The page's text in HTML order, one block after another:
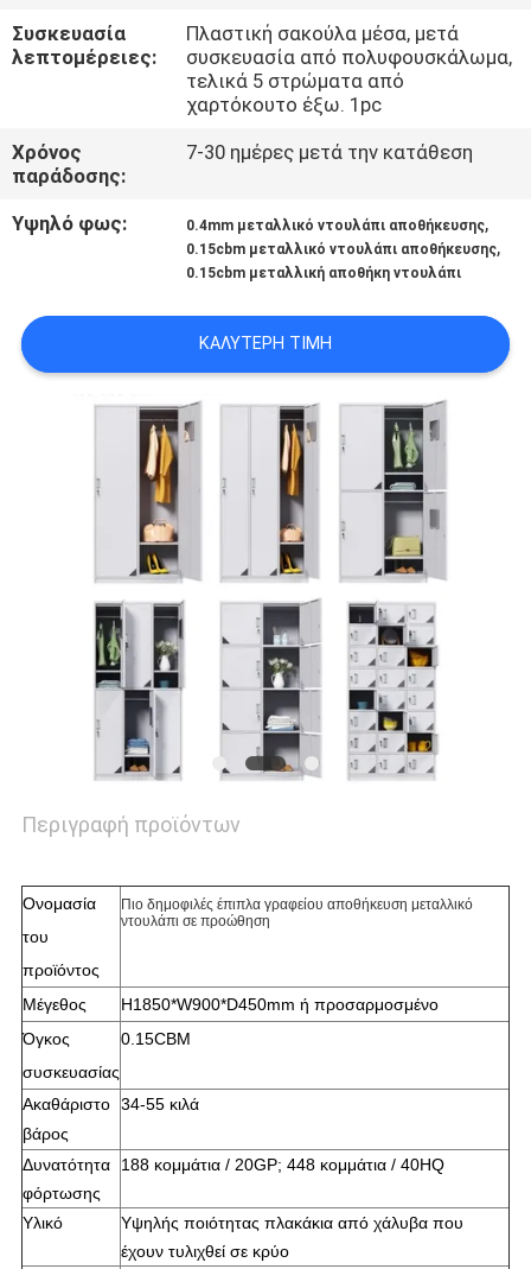
ΜΑΣ
ΕΠΑΦΉ
ΜΕ
ΖΗΤΉΣΤΕ
ΑΠΌΣΠΑΣΜΑ
SITEMAP
PRIVACY
POLICY
Συσκευασία
λεπτομέρειες:
Πλαστική σακούλα μέσα, μετά
συσκευασία από πολυφουσκάλωμα,
τελικά 5 στρώματα από
χαρτόκουτο έξω. 1pc
Χρόνος
παράδοσης:
7-30 ημέρες μετά την κατάθεση
Υψηλό φως: 0.4mm μεταλλικό ντουλάπι αποθήκευσης,
0.15cbm μεταλλικό ντουλάπι αποθήκευσης,
0.15cbm μεταλλική αποθήκη ντουλάπι
ΚΑΛΎΤΕΡΗ ΤΙΜΉ
Περιγραφή προϊόντων
Ονομασία
του
προϊόντος
Πιο δημοφιλές έπιπλα γραφείου αποθήκευση μεταλλικό
ντουλάπι σε προώθηση
Μέγεθος
H1850*W900*D450mm ή προσαρμοσμένο
Όγκος
συσκευασίας
0.15CBM
Ακαθάριστο
βάρος
34-55 κιλά
Δυνατότητα
φόρτωσης
188 κομμάτια / 20GP; 448 κομμάτια / 40HQ
Υλικό
Υψηλής ποιότητας πλακάκια από χάλυβα που
έχουν τυλιχθεί σε κρύο